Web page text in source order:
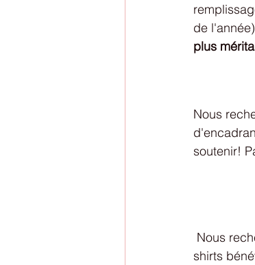
de
plus
Nous
soutenir!
Nous
shirts